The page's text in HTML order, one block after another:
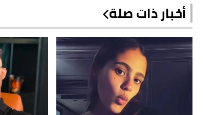
أخبار ذات صلة